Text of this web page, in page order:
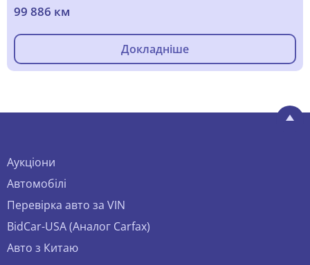
99 886 км
Докладніше
Аукціони
Автомобілі
Перевірка авто за VIN
BidCar-USA (Аналог Carfax)
Авто з Китаю